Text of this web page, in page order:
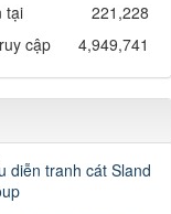
tại
221,228
cập
4,949,741
diễn tranh cát Sland